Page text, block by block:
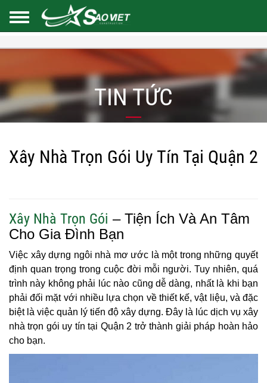
TIN TỨC
Xây Nhà Trọn Gói Uy Tín Tại Quận 2
Xây Nhà Trọn Gói – Tiện Ích Và An Tâm
Cho Gia Đình Bạn
Việc xây dựng ngôi nhà mơ ước là một trong những quyết
định quan trọng trong cuộc đời mỗi người. Tuy nhiên, quá
trình này không phải lúc nào cũng dễ dàng, nhất là khi bạn
phải đối mặt với nhiều lựa chọn về thiết kế, vật liệu, và đặc
biệt là việc quản lý tiến độ xây dựng. Đây là lúc dịch vụ xây
nhà trọn gói uy tín tại Quận 2 trở thành giải pháp hoàn hảo
cho bạn.